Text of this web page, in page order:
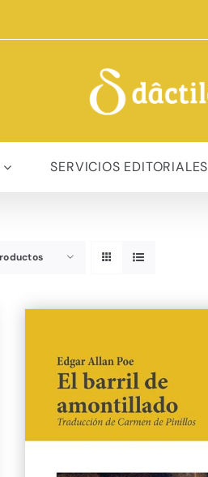
SERVICIOS EDITORIALES